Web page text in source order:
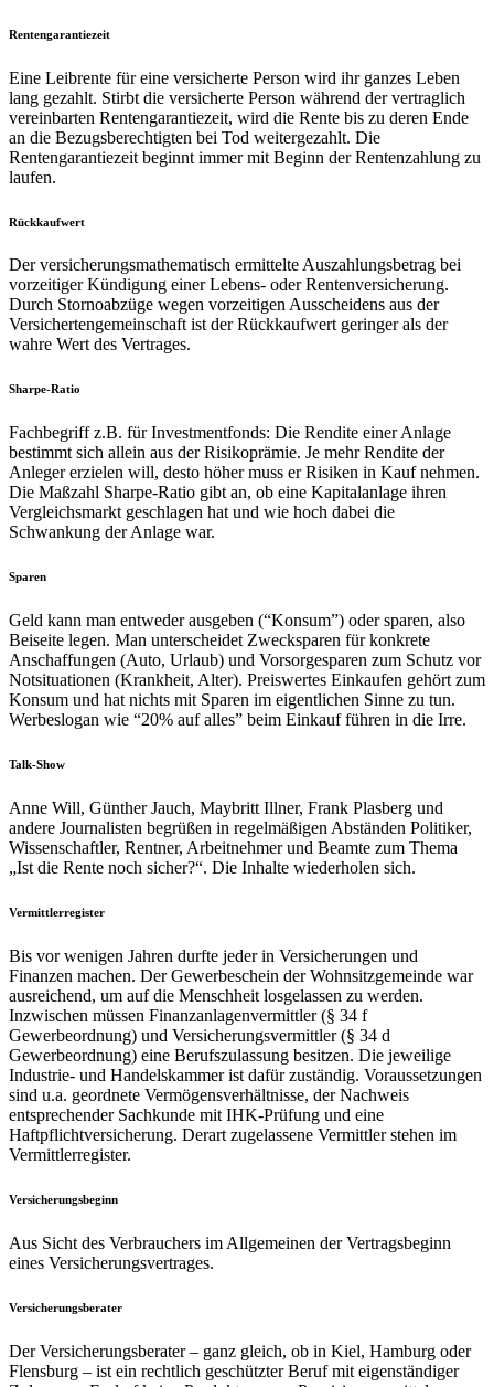
Rentengarantiezeit
Eine Leibrente für eine versicherte Person wird ihr ganzes Leben
lang gezahlt. Stirbt die versicherte Person während der vertraglich
vereinbarten Rentengarantiezeit, wird die Rente bis zu deren Ende
an die Bezugsberechtigten bei Tod weitergezahlt. Die
Rentengarantiezeit beginnt immer mit Beginn der Rentenzahlung zu
laufen.
Rückkaufwert
Der versicherungsmathematisch ermittelte Auszahlungsbetrag bei
vorzeitiger Kündigung einer Lebens- oder Rentenversicherung.
Durch Stornoabzüge wegen vorzeitigen Ausscheidens aus der
Versichertengemeinschaft ist der Rückkaufwert geringer als der
wahre Wert des Vertrages.
Sharpe-Ratio
Fachbegriff z.B. für Investmentfonds: Die Rendite einer Anlage
bestimmt sich allein aus der Risikoprämie. Je mehr Rendite der
Anleger erzielen will, desto höher muss er Risiken in Kauf nehmen.
Die Maßzahl Sharpe-Ratio gibt an, ob eine Kapitalanlage ihren
Vergleichsmarkt geschlagen hat und wie hoch dabei die
Schwankung der Anlage war.
Sparen
Geld kann man entweder ausgeben (“Konsum”) oder sparen, also
Beiseite legen. Man unterscheidet Zwecksparen für konkrete
Anschaffungen (Auto, Urlaub) und Vorsorgesparen zum Schutz vor
Notsituationen (Krankheit, Alter). Preiswertes Einkaufen gehört zum
Konsum und hat nichts mit Sparen im eigentlichen Sinne zu tun.
Werbeslogan wie “20% auf alles” beim Einkauf führen in die Irre.
Talk-Show
Anne Will, Günther Jauch, Maybritt Illner, Frank Plasberg und
andere Journalisten begrüßen in regelmäßigen Abständen Politiker,
Wissenschaftler, Rentner, Arbeitnehmer und Beamte zum Thema
„Ist die Rente noch sicher?“. Die Inhalte wiederholen sich.
Vermittlerregister
Bis vor wenigen Jahren durfte jeder in Versicherungen und
Finanzen machen. Der Gewerbeschein der Wohnsitzgemeinde war
ausreichend, um auf die Menschheit losgelassen zu werden.
Inzwischen müssen Finanzanlagenvermittler (§ 34 f
Gewerbeordnung) und Versicherungsvermittler (§ 34 d
Gewerbeordnung) eine Berufszulassung besitzen. Die jeweilige
Industrie- und Handelskammer ist dafür zuständig. Voraussetzungen
sind u.a. geordnete Vermögensverhältnisse, der Nachweis
entsprechender Sachkunde mit IHK-Prüfung und eine
Haftpflichtversicherung. Derart zugelassene Vermittler stehen im
Vermittlerregister.
Versicherungsbeginn
Aus Sicht des Verbrauchers im Allgemeinen der Vertragsbeginn
eines Versicherungsvertrages.
Versicherungsberater
Der Versicherungsberater – ganz gleich, ob in Kiel, Hamburg oder
Flensburg – ist ein rechtlich geschützter Beruf mit eigenständiger